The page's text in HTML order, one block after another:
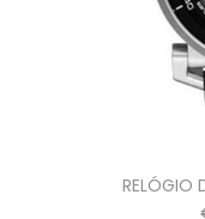
RELÓGIO